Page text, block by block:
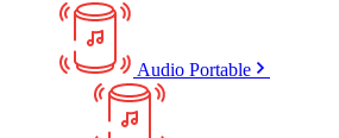
Audio Portable